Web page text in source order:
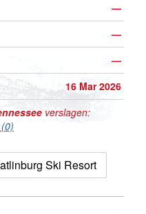
—
—
—
16 Mar 2026
verslagen:
Ski Resort